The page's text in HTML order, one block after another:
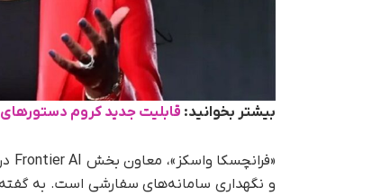
بیشتر بخوانید: قابلیت جدید کروم دستورهای Gemini را هوشمندتر می‌کند